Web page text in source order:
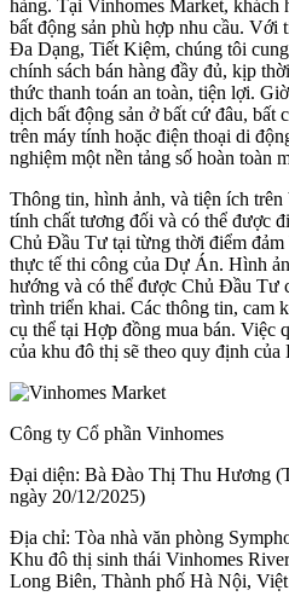
hàng. Tại Vinhomes Market, khách
bất động sản phù hợp nhu cầu.
Đa Dạng, Tiết Kiệm, chúng tôi
chính sách bán hàng đầy đủ, kịp
thức thanh toán an toàn, tiện lợi.
dịch bất động sản ở bất cứ đâu, bất
trên máy tính hoặc điện thoại di
nghiệm một nền tảng số hoàn toàn
Thông tin, hình ảnh, và tiện ích
tính chất tương đối và có thể được
Chủ Đầu Tư tại từng thời điểm đảm
thực tế thi công của Dự Án. Hình
hướng và có thể được Chủ Đầu Tư
trình triển khai. Các thông tin, cam
cụ thể tại Hợp đồng mua bán. Việc
của khu đô thị sẽ theo quy định của
Công ty Cổ phần Vinhomes
Đại diện: Bà Đào Thị Thu Hương
ngày 20/12/2025)
Địa chỉ: Tòa nhà văn phòng
Khu đô thị sinh thái Vinhomes
Long Biên, Thành phố Hà Nội,